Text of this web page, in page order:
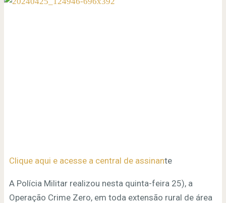
Clique aqui e acesse a central de assinante
A Polícia Militar realizou nesta quinta-feira 25), a
Operação Crime Zero, em toda extensão rural de área